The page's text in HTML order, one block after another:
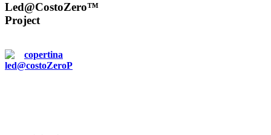
Led@CostoZero™
Project